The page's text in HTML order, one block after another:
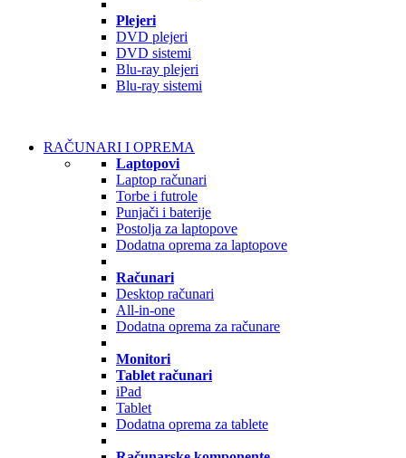
Plejeri
DVD plejeri
DVD sistemi
Blu-ray plejeri
Blu-ray sistemi
RAČUNARI I OPREMA
Laptopovi
Laptop računari
Torbe i futrole
Punjači i baterije
Postolja za laptopove
Dodatna oprema za laptopove
Računari
Desktop računari
All-in-one
Dodatna oprema za računare
Monitori
Tablet računari
iPad
Tablet
Dodatna oprema za tablete